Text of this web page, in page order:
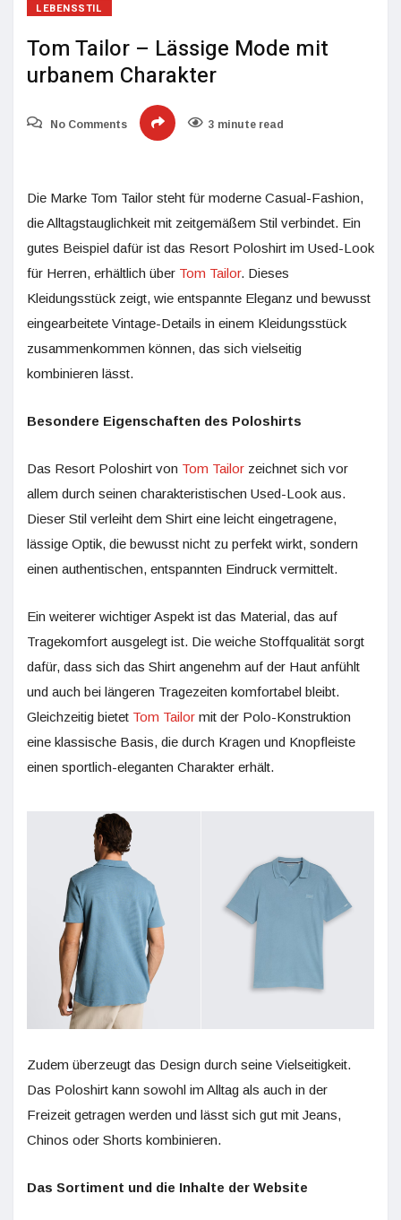
LEBENSSTIL
Tom Tailor – Lässige Mode mit
urbanem Charakter
No Comments 3 minute read
Die Marke Tom Tailor steht für moderne Casual-Fashion,
die Alltagstauglichkeit mit zeitgemäßem Stil verbindet. Ein
gutes Beispiel dafür ist das Resort Poloshirt im Used-Look
für Herren, erhältlich über Tom Tailor. Dieses
Kleidungsstück zeigt, wie entspannte Eleganz und bewusst
eingearbeitete Vintage-Details in einem Kleidungsstück
zusammenkommen können, das sich vielseitig
kombinieren lässt.
Besondere Eigenschaften des Poloshirts
Das Resort Poloshirt von Tom Tailor zeichnet sich vor
allem durch seinen charakteristischen Used-Look aus.
Dieser Stil verleiht dem Shirt eine leicht eingetragene,
lässige Optik, die bewusst nicht zu perfekt wirkt, sondern
einen authentischen, entspannten Eindruck vermittelt.
Ein weiterer wichtiger Aspekt ist das Material, das auf
Tragekomfort ausgelegt ist. Die weiche Stoffqualität sorgt
dafür, dass sich das Shirt angenehm auf der Haut anfühlt
und auch bei längeren Tragezeiten komfortabel bleibt.
Gleichzeitig bietet Tom Tailor mit der Polo-Konstruktion
eine klassische Basis, die durch Kragen und Knopfleiste
einen sportlich-eleganten Charakter erhält.
Zudem überzeugt das Design durch seine Vielseitigkeit.
Das Poloshirt kann sowohl im Alltag als auch in der
Freizeit getragen werden und lässt sich gut mit Jeans,
Chinos oder Shorts kombinieren.
Das Sortiment und die Inhalte der Website